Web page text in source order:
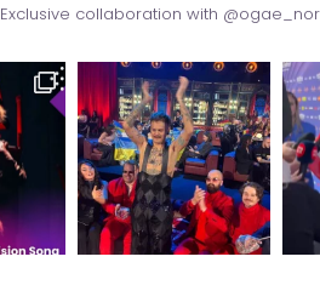
Exclusive collaboration with